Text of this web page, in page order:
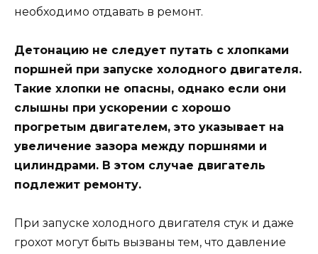
необходимо отдавать в ремонт.
Детонацию не следует путать с хлопками
поршней при запуске холодного двигателя.
Такие хлопки не опасны, однако если они
слышны при ускорении с хорошо
прогретым двигателем, это указывает на
увеличение зазора между поршнями и
цилиндрами. В этом случае двигатель
подлежит ремонту.
При запуске холодного двигателя стук и даже
грохот могут быть вызваны тем, что давление